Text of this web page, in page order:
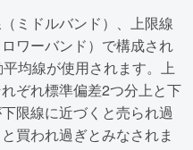
ミドルバンド）、上限線
ワーバンド）で構成され
均線が使用されます。上
ぞれ標準偏差2つ分上と下
限線に近づくと売られ過
買われ過ぎとみなされま